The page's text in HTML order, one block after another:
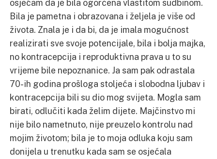
osjećam da je bila ogorčena vlastitom sudbinom.
Bila je pametna i obrazovana i željela je više od
života. Znala je i da bi, da je imala mogućnost
realizirati sve svoje potencijale, bila i bolja majka,
no kontracepcija i reproduktivna prava u to su
vrijeme bile nepoznanice. Ja sam pak odrastala
70-ih godina prošloga stoljeća i slobodna ljubav i
kontracepcija bili su dio mog svijeta. Mogla sam
birati, odlučiti kada želim dijete. Majčinstvo mi
nije bilo nametnuto, nije preuzelo kontrolu nad
mojim životom; bila je to moja odluka koju sam
donijela u trenutku kada sam se osjećala